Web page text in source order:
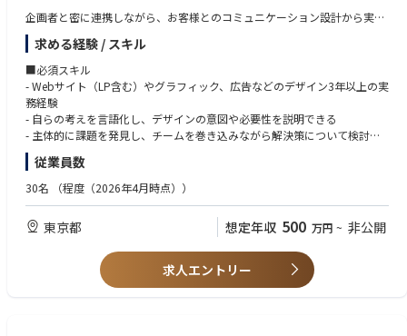
■主な業務
GREEN SPOONのWebページやアプリのUI/UXデザイン
お客さまが抱える課題を見つけ、それを解くアイデアを形にする
コンポーネント・デザインガイドラインの構築と運用
UIの品質を、もっと良くしていく
企画者と密に連携しながら、お客様とのコミュニケーション設計から実際
の制作まで担っていただける4人目のデザイナーを募集します！
GREEN SPOONを継続的にご利用いただくお客さまが、より商品との出会
いや、選ぶことをたのしみながら迷わず注文できるための施策を実行し、
改善まで携わります。
そこに付随するWEBやUIデザインをメインとした、クリエイティブ全般に
同梱・メール・サイトなど様々なコミュニケーションの手段があるため、
アウトプットとなる制作物だけでなく、一連の体験を考えることが重要に
- 企画者と密に連携し企画の意図を汲み取りながら情報設計・デザインの
要件定義を行い、具体的なアウトプットまでディレクション
求める経験 / スキル
■必須スキル
- Webサイト（LP含む）やグラフィック、広告などのデザイン3年以上の実
務経験
- 自らの考えを言語化し、デザインの意図や必要性を説明できる
- 主体的に課題を発見し、チームを巻き込みながら解決策について検討で
きる
■歓迎スキル
- ユーザー視点とビジネス視点を考慮しながら、より良いアウトプットの
追求経験
- Figmaなどのデザインツールを活用したUI設計およびプロトタイピングス
従業員数
30名 （程度（2026年4月時点））
東京都 想定年収 500 万円 ~ 非公開
求人エントリー